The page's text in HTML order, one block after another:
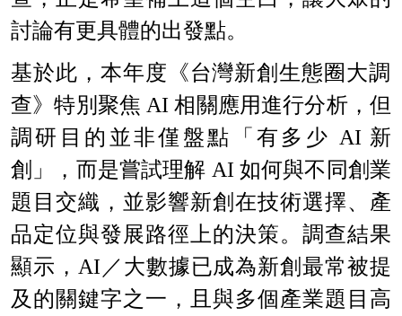
討論有更具體的出發點。
基於此，本年度《台灣新創生態圈大調
查》特別聚焦 AI 相關應用進行分析，但
調研目的並非僅盤點「有多少 AI 新
創」，而是嘗試理解 AI 如何與不同創業
題目交織，並影響新創在技術選擇、產
品定位與發展路徑上的決策。調查結果
顯示，AI／大數據已成為新創最常被提
及的關鍵字之一，且與多個產業題目高